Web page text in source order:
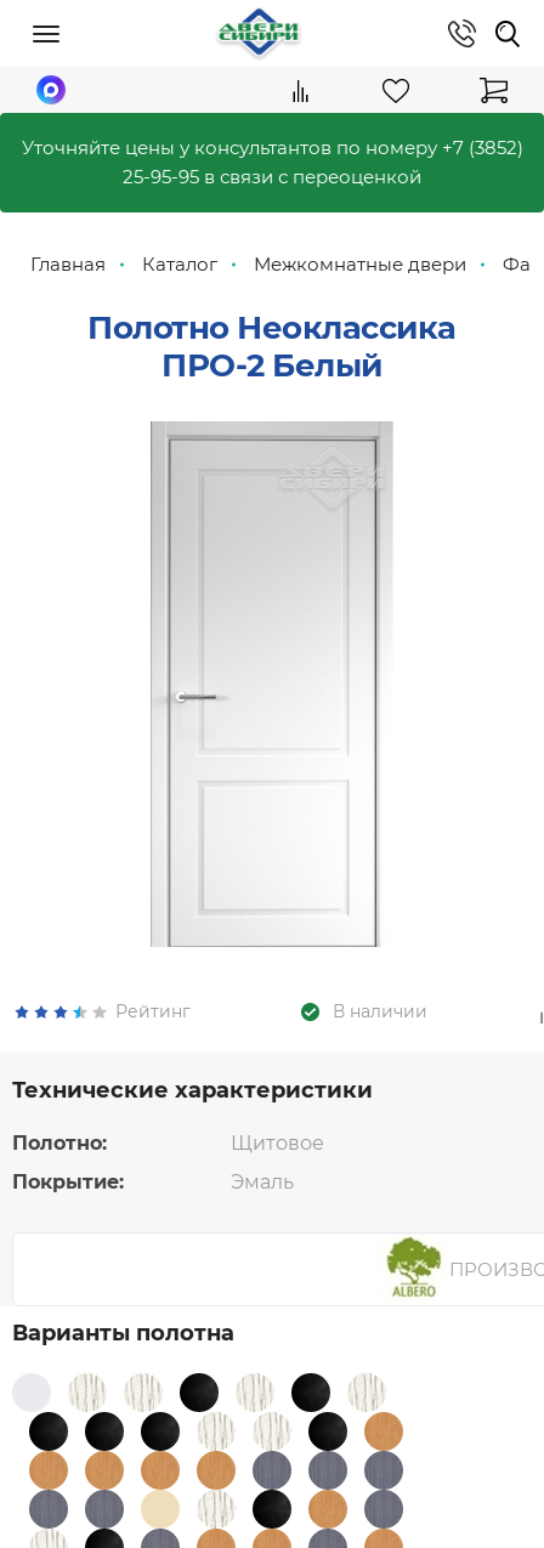
Уточняйте цены у консультантов по номеру +7 (3852)
25-95-95 в связи с переоценкой
Главная Каталог Межкомнатные двери
Полотно Неоклассика
ПРО-2 Белый
Рейтинг В наличии
Технические характеристики
Полотно:
Щитовое
Покрытие:
Эмаль
Варианты полотна